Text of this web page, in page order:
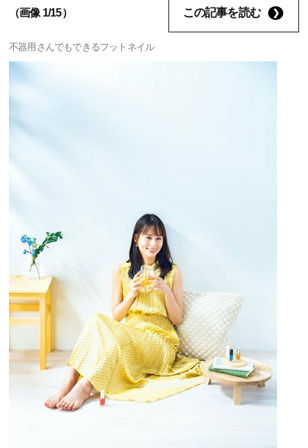
（画像 1/15） この記事を読む
不器用さんでもできるフットネイル